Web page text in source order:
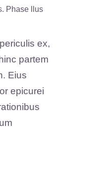
Phase llus
ex,
partem
Eius
epicurei